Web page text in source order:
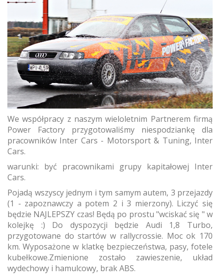
We współpracy z naszym wieloletnim Partnerem firmą
Power Factory przygotowaliśmy niespodziankę dla
pracowników Inter Cars - Motorsport & Tuning, Inter
Cars.
warunki: być pracownikami grupy kapitałowej Inter
Cars.
Pojadą wszyscy jednym i tym samym autem, 3 przejazdy
(1 - zapoznawczy a potem 2 i 3 mierzony). Liczyć się
będzie NAJLEPSZY czas! Będą po prostu "wciskać się " w
kolejkę :) Do dyspozycji będzie Audi 1,8 Turbo,
przygotowane do startów w rallycrossie. Moc ok 170
km. Wyposażone w klatkę bezpieczeństwa, pasy, fotele
kubełkowe.Zmienione zostało zawieszenie, układ
wydechowy i hamulcowy, brak ABS.